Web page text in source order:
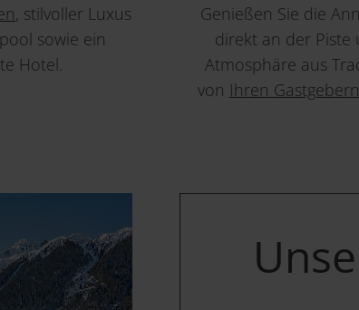
, stilvoller Luxus
sowie ein
Hotel.
Genießen Sie die
direkt an der Piste
Atmosphäre aus
von Ihren Gastgebern